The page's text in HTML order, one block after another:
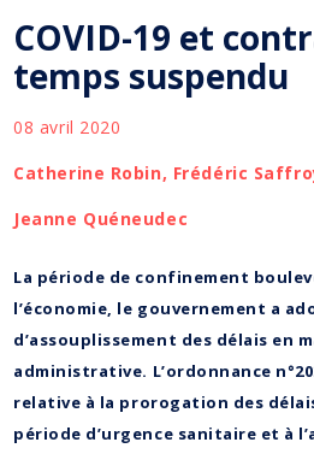
COVID-19 et
temps suspendu
08 avril 2020
Catherine Robin, Frédéric
Jeanne Quéneudec
La période de confinement
l’économie, le gouvernement a
d’assouplissement des délais en
administrative. L’ordonnance
relative à la prorogation des
période d’urgence sanitaire et à